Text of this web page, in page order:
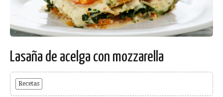
Lasaña de acelga con mozzarella
Recetas